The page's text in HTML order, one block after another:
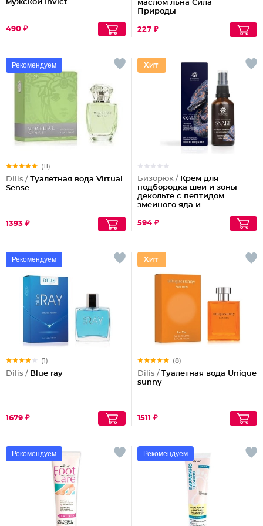
мужской Invict
490 ₽
маслом льна Сила
Природы
227 ₽
Рекомендуем
(11)
Dilis / Туалетная вода Virtual
Sense
1393 ₽
Бизорюк / Крем для
подбородка шеи и зоны
декольте с пептидом
змеиного яда и
594 ₽
Рекомендуем
(1)
Dilis / Blue ray
1679 ₽
(8)
Dilis / Туалетная вода Unique
sunny
1511 ₽
Рекомендуем Рекомендуем